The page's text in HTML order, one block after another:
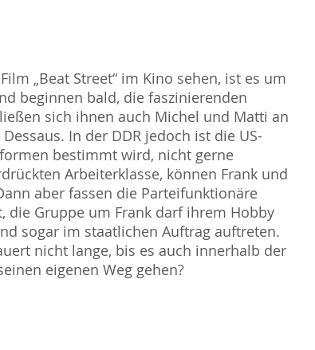
„Beat Street“ im Kino sehen, ist es um
beginnen bald, die faszinierenden
sich ihnen auch Michel und Matti an
In der DDR jedoch ist die US-
bestimmt wird, nicht gerne
Arbeiterklasse, können Frank und
aber fassen die Parteifunktionäre
die Gruppe um Frank darf ihrem Hobby
sogar im staatlichen Auftrag auftreten.
nicht lange, bis es auch innerhalb der
eigenen Weg gehen?